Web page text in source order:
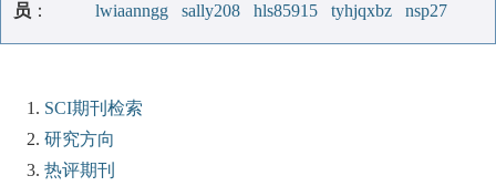
员 ：
lwiaanngg
sally208 hls85915 tyhjqxbz nsp27
SCI期刊检索
研究方向
热评期刊